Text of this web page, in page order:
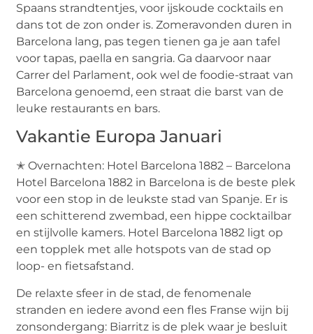
Spaans strandtentjes, voor ijskoude cocktails en
dans tot de zon onder is. Zomeravonden duren in
Barcelona lang, pas tegen tienen ga je aan tafel
voor tapas, paella en sangria. Ga daarvoor naar
Carrer del Parlament, ook wel de foodie-straat van
Barcelona genoemd, een straat die barst van de
leuke restaurants en bars.
Vakantie Europa Januari
✭ Overnachten: Hotel Barcelona 1882 – Barcelona
Hotel Barcelona 1882 in Barcelona is de beste plek
voor een stop in de leukste stad van Spanje. Er is
een schitterend zwembad, een hippe cocktailbar
en stijlvolle kamers. Hotel Barcelona 1882 ligt op
een topplek met alle hotspots van de stad op
loop- en fietsafstand.
De relaxte sfeer in de stad, de fenomenale
stranden en iedere avond een fles Franse wijn bij
zonsondergang: Biarritz is de plek waar je besluit